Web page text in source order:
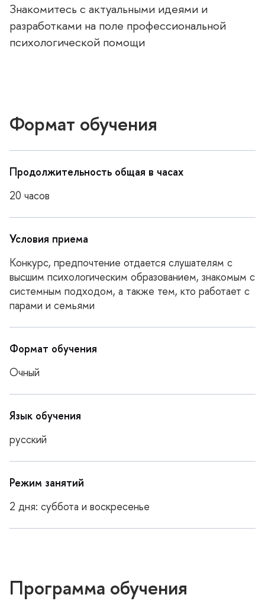
Знакомитесь с актуальными идеями и
разработками на поле профессиональной
психологической помощи
Формат обучения
Продолжительность общая в часах
20 часов
Условия приема
Конкурс, предпочтение отдается слушателям с
высшим психологическим образованием, знакомым с
системным подходом, а также тем, кто работает с
парами и семьями
Формат обучения
Очный
Язык обучения
русский
Режим занятий
2 дня: суббота и воскресенье
Программа обучения